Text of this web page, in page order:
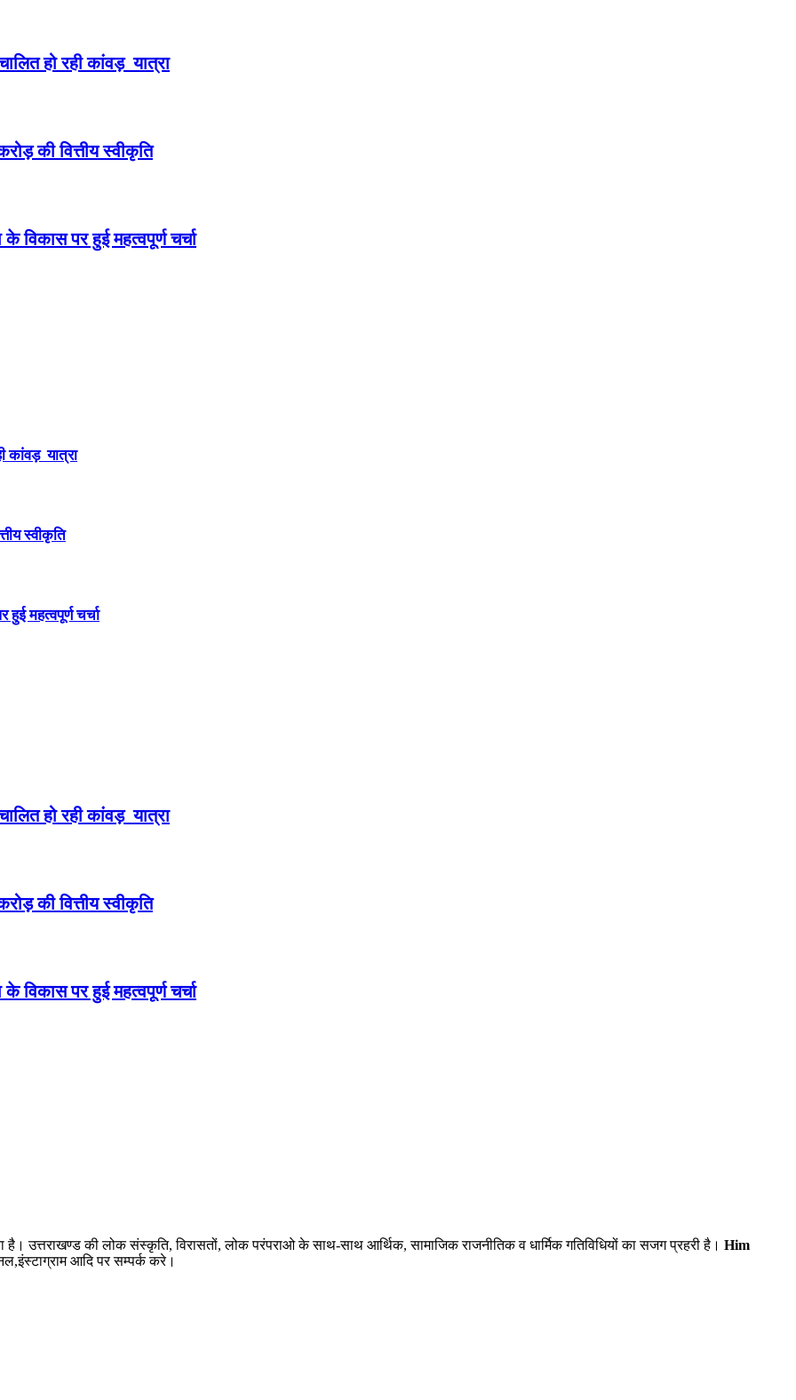
हो रही कांवड़ यात्रा
की वित्तीय स्वीकृति
पर हुई महत्वपूर्ण चर्चा
कांवड़ यात्रा
स्वीकृति
महत्वपूर्ण चर्चा
हो रही कांवड़ यात्रा
की वित्तीय स्वीकृति
पर हुई महत्वपूर्ण चर्चा
उत्तराखण्ड की लोक संस्कृति, विरासतों, लोक परंपराओ के साथ-साथ आर्थिक, सामाजिक राजनीतिक व धार्मिक गतिविधियों का सजग प्रहरी है। Him
आदि पर सम्पर्क करे।